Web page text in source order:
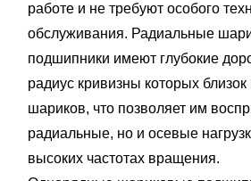
работе и не требуют особого
обслуживания. Радиальные
подшипники имеют глубокие
радиус кривизны которых близок
шариков, что позволяет им
радиальные, но и осевые
высоких частотах вращения.